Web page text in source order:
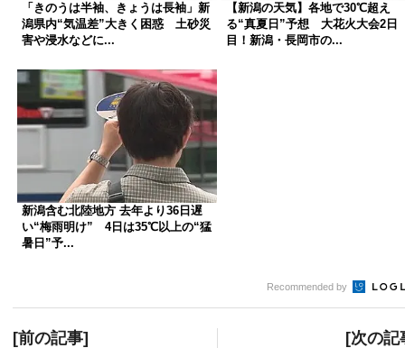
「きのうは半袖、きょうは長袖」新
潟県内“気温差”大きく困惑 土砂災
害や浸水などに...
【新潟の天気】各地で30℃超え
る“真夏日”予想 大花火大会2日
目！新潟・長岡市の...
新潟含む北陸地方 去年より36日遅
い“梅雨明け” 4日は35℃以上の“猛
暑日”予...
Recommended by
[前の記事] [次の記